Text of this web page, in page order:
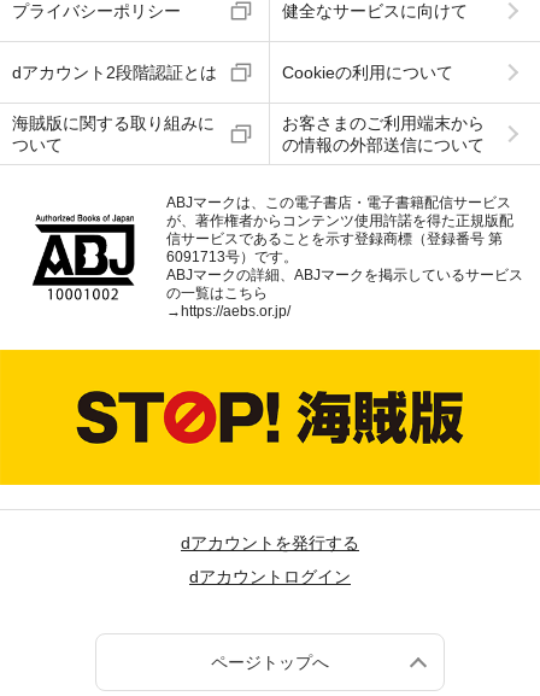
プライバシーポリシー 健全なサービスに向けて
dアカウント2段階認証とは Cookieの利用について
海賊版に関する取り組みに
ついて
お客さまのご利用端末から
の情報の外部送信について
ABJマークは、この電子書店・電子書籍配信サービス
が、著作権者からコンテンツ使用許諾を得た正規版配
信サービスであることを示す登録商標（登録番号 第
6091713号）です。
ABJマークの詳細、ABJマークを掲示しているサービス
の一覧はこちら
→ https://aebs.or.jp/
dアカウントを発行する
dアカウントログイン
ページトップへ